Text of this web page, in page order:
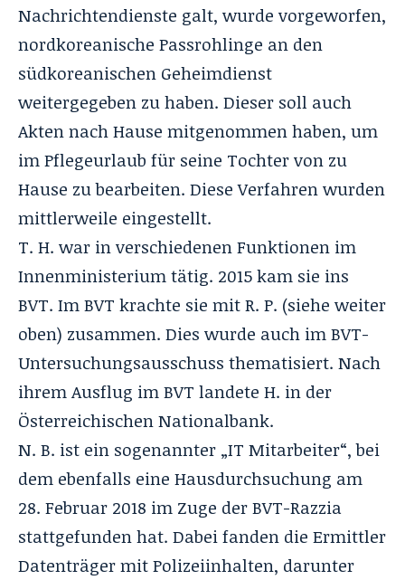
Nachrichtendienste galt, wurde vorgeworfen,
nordkoreanische Passrohlinge an den
südkoreanischen Geheimdienst
weitergegeben zu haben. Dieser soll auch
Akten nach Hause mitgenommen haben, um
im Pflegeurlaub für seine Tochter von zu
Hause zu bearbeiten. Diese Verfahren wurden
mittlerweile eingestellt.
T. H. war in verschiedenen Funktionen im
Innenministerium tätig. 2015 kam sie ins
BVT. Im BVT krachte sie mit R. P. (siehe weiter
oben) zusammen. Dies wurde auch im BVT-
Untersuchungsausschuss thematisiert. Nach
ihrem Ausflug im BVT landete H. in der
Österreichischen Nationalbank.
N. B. ist ein sogenannter „IT Mitarbeiter“, bei
dem ebenfalls eine Hausdurchsuchung am
28. Februar 2018 im Zuge der BVT-Razzia
stattgefunden hat. Dabei fanden die Ermittler
Datenträger mit Polizeiinhalten, darunter